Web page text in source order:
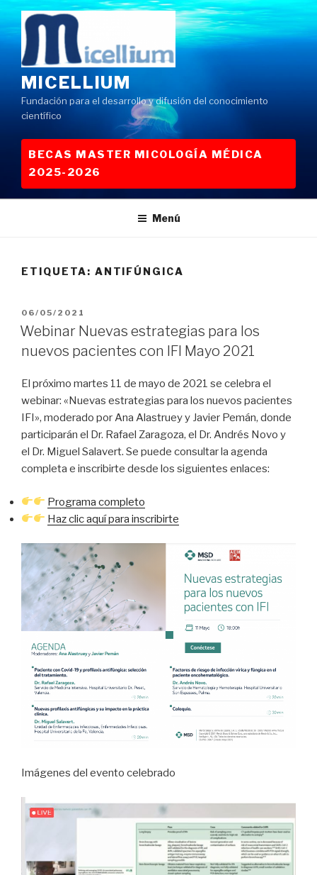
Saltar
al
contenido
MICELLIUM
Fundación para el desarrollo y difusión del conocimiento
científico
BECAS MASTER MICOLOGÍA MÉDICA
2025-2026
Menú
ETIQUETA: ANTIFÚNGICA
PUBLICADO
EL
06/05/2021
Webinar Nuevas estrategias para los
nuevos pacientes con IFI Mayo 2021
El próximo martes 11 de mayo de 2021 se celebra el
webinar: «Nuevas estrategias para los nuevos pacientes
IFI», moderado por Ana Alastruey y Javier Pemán, donde
participarán el Dr. Rafael Zaragoza, el Dr. Andrés Novo y
el Dr. Miguel Salavert. Se puede consultar la agenda
completa e inscribirte desde los siguientes enlaces:
Programa completo
Haz clic aquí para inscribirte
Imágenes del evento celebrado